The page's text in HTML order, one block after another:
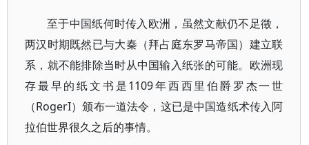
至于中国纸何时传入欧洲，虽然文献仍不足徵，
两汉时期既然已与大秦（拜占庭东罗马帝国）建立联
系，就不能排除当时从中国输入纸张的可能。欧洲现
存最早的纸文书是1109年西西里伯爵罗杰一世
（RogerI）颁布一道法令，这已是中国造纸术传入阿
拉伯世界很久之后的事情。